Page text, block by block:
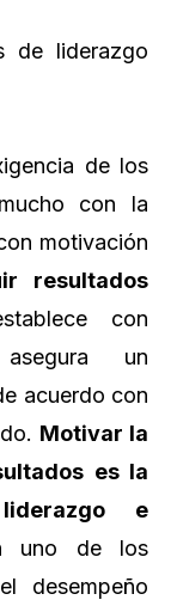
de liderazgo
de los
con la
motivación
resultados
con
un
acuerdo con
Motivar la
es la
e
uno de los
desempeño